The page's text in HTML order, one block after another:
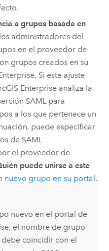
a grupos basada en
administradores del
en el proveedor de
grupos creados en su
. Si este ajuste
Enterprise analiza la
SAML para
a los que pertenece un
puede especificar
de SAML
el proveedor de
puede unirse a este
nuevo grupo en su portal .
nuevo en el portal de
, el nombre de grupo
coincidir con el